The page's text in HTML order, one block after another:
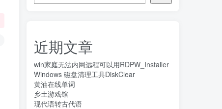
近期文章
win家庭无法内网远程可以用RDPW_Installer
Windows 磁盘清理工具DiskClear
黄油在线单词
乡土游戏馆
现代语转古代语